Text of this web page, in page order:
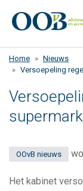
de
inhoud
Home
Nieuws
Versoepeling
OOvB nieuws
Het kabinet